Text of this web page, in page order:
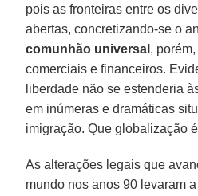
pois as fronteiras entre os
abertas, concretizando-se o
comunhão universal ,
comerciais e financeiros.
liberdade não se estenderia
em inúmeras e dramáticas
imigração. Que globalização
As alterações legais que
mundo nos anos 90 levaram